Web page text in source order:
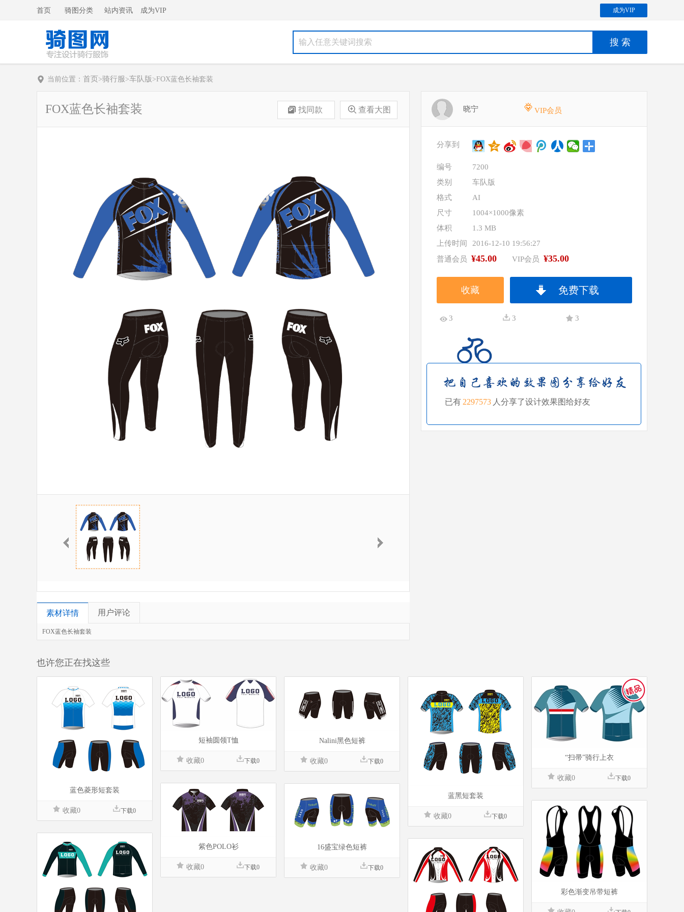
首页 骑图分类 站内资讯 成为VIP 成为VIP
当前位置： 首页>骑行服 >车队版 >FOX蓝色长袖套装
FOX蓝色长袖套装 找同款 查看大图
素材详情 用户评论
FOX蓝色长袖套装
晓宁 VIP会员
分享到
编号
7200
类别
车队版
格式
AI
尺寸
1004×1000像素
体积
1.3 MB
上传时间
2016-12-10 19:56:27
普通会员 ¥45.00 VIP会员 ¥35.00
收藏 免费下载
3 3 3
已有 2297573 人分享了设计效果图给好友
也许您正在找这些
蓝色菱形短套装
收藏0 下载0
短袖圆领T恤
收藏0 下载0
Nalini黑色短裤
收藏0 下载0
蓝黑短套装
收藏0 下载0
“扫帚”骑行上衣
收藏0 下载0
紫色POLO衫
收藏0 下载0
16盛宝绿色短裤
收藏0 下载0
彩色渐变吊带短裤